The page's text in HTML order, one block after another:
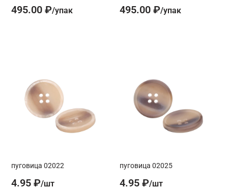
495.00 ₽
495.00 ₽
пуговица 02022
4.95 ₽
пуговица 02025
4.95 ₽